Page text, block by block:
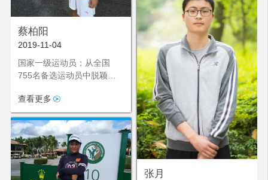
蔡柏阳
2019-11-04
国家一级运动员；从全国
755名备选运动员中脱颖而
队；6月起赴欧洲参加为期三
个月的集训
查看更多
张月